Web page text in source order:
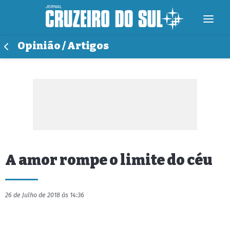
Opinião / Artigos
A amor rompe o limite do céu
26 de Julho de 2018 às 14:36